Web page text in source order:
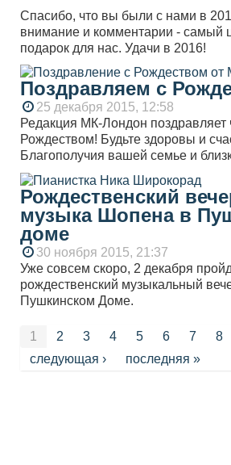
Спасибо, что вы были с нами в
внимание и комментарии - самый
подарок для нас. Удачи в 2016!
Поздравляем с
25 декабря 2015, 12:58
Редакция МК-Лондон поздравляет
Рождеством! Будьте здоровы и
Благополучия вашей семье и
Рождественский
музыка Шопена в
доме
30 ноября 2015, 21:37
Уже совсем скоро, 2 декабря
рождественский музыкальный
Пушкинском Доме.
Страницы
1 2 3 4 5 6 7 8
следующая ›
последняя »